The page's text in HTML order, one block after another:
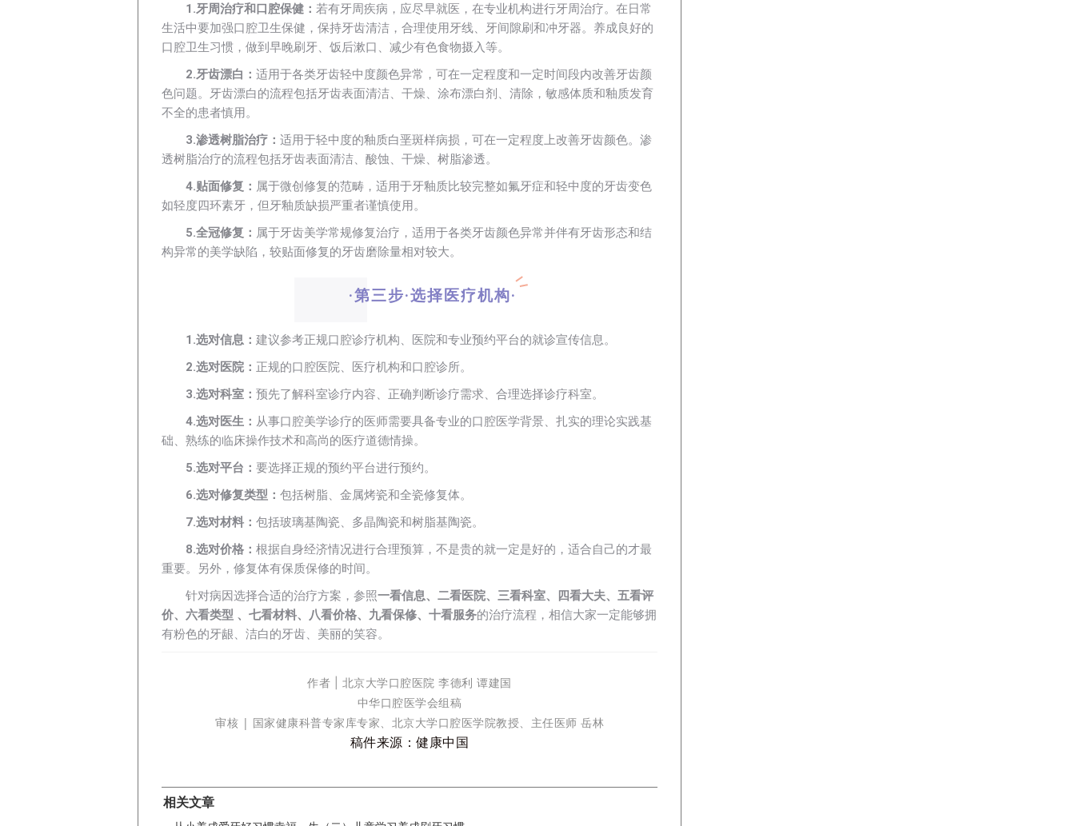
1.牙周治疗和口腔保健： 若有牙周疾病，应尽早就医，在专业机构进行牙周治疗。在日常
生活中要加强口腔卫生保健，保持牙齿清洁，合理使用牙线、牙间隙刷和冲牙器。养成良好的
口腔卫生习惯，做到早晚刷牙、饭后漱口、减少有色食物摄入等。
2.牙齿漂白： 适用于各类牙齿轻中度颜色异常，可在一定程度和一定时间段内改善牙齿颜
色问题。牙齿漂白的流程包括牙齿表面清洁、干燥、涂布漂白剂、清除，敏感体质和釉质发育
不全的患者慎用。
3.渗透树脂治疗： 适用于轻中度的釉质白垩斑样病损，可在一定程度上改善牙齿颜色。渗
透树脂治疗的流程包括牙齿表面清洁、酸蚀、干燥、树脂渗透。
4.贴面修复： 属于微创修复的范畴，适用于牙釉质比较完整如氟牙症和轻中度的牙齿变色
如轻度四环素牙，但牙釉质缺损严重者谨慎使用。
5.全冠修复： 属于牙齿美学常规修复治疗，适用于各类牙齿颜色异常并伴有牙齿形态和结
构异常的美学缺陷，较贴面修复的牙齿磨除量相对较大。
·第三步·选择医疗机构·
1.选对信息： 建议参考正规口腔诊疗机构、医院和专业预约平台的就诊宣传信息。
2.选对医院： 正规的口腔医院、医疗机构和口腔诊所。
3.选对科室： 预先了解科室诊疗内容、正确判断诊疗需求、合理选择诊疗科室。
4.选对医生： 从事口腔美学诊疗的医师需要具备专业的口腔医学背景、扎实的理论实践基
础、熟练的临床操作技术和高尚的医疗道德情操。
5.选对平台： 要选择正规的预约平台进行预约。
6.选对修复类型： 包括树脂、金属烤瓷和全瓷修复体。
7.选对材料： 包括玻璃基陶瓷、多晶陶瓷和树脂基陶瓷。
8.选对价格： 根据自身经济情况进行合理预算，不是贵的就一定是好的，适合自己的才最
重要。另外，修复体有保质保修的时间。
针对病因选择合适的治疗方案，参照一看信息、二看医院、三看科室、四看大夫、五看评
价、六看类型 、七看材料、八看价格、九看保修、十看服务的治疗流程，相信大家一定能够拥
有粉色的牙龈、洁白的牙齿、美丽的笑容。
作者 | 北京大学口腔医院 李德利 谭建国
中华口腔医学会组稿
审核 | 国家健康科普专家库专家、北京大学口腔医学院教授、主任医师 岳林
稿件来源：健康中国
相关文章